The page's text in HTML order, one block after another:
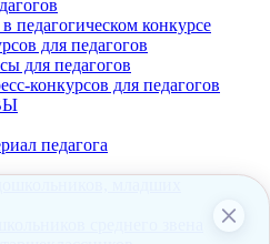
педагогическом конкурсе
для педагогов
для педагогов
конкурсов для педагогов
педагога
среднего звена